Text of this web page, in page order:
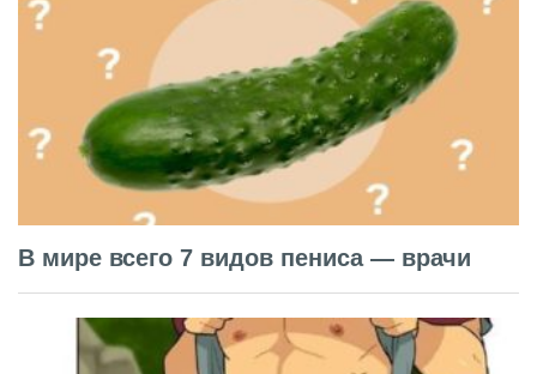
В мире всего 7 видов пениса — врачи